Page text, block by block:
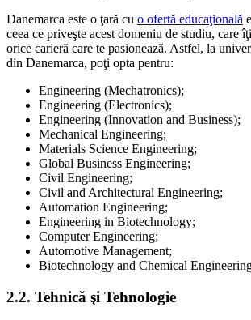
Danemarca este o ţară cu o ofertă educaţională
ceea ce priveşte acest domeniu de studiu, care
orice carieră care te pasionează. Astfel, la
din Danemarca, poţi opta pentru:
Engineering (Mechatronics);
Engineering (Electronics);
Engineering (Innovation and Business);
Mechanical Engineering;
Materials Science Engineering;
Global Business Engineering;
Civil Engineering;
Civil and Architectural Engineering;
Automation Engineering;
Engineering in Biotechnology;
Computer Engineering;
Automotive Management;
Biotechnology and Chemical
2.2. Tehnică şi Tehnologie